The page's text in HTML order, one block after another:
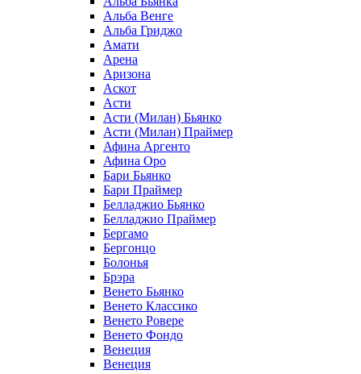
Альба Венге
Альба Гриджо
Амати
Арена
Аризона
Аскот
Асти
Асти (Милан) Бьянко
Асти (Милан) Праймер
Афина Аргенто
Афина Оро
Бари Бьянко
Бари Праймер
Белладжио Бьянко
Белладжио Праймер
Бергамо
Бергонцо
Болонья
Брэра
Венето Бьянко
Венето Классико
Венето Ровере
Венето Фондо
Венеция
Венеция